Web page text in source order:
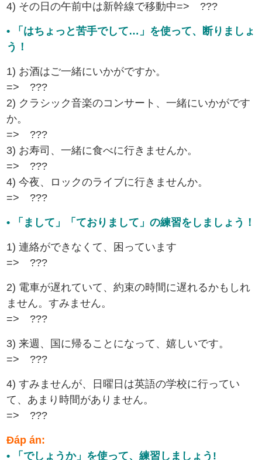
4) その日の午前中は新幹線で移動中=> ???
• 「はちょっと苦手でして…」を使って、断りましょ
う！
1) お酒はご一緒にいかがですか。
=> ???
2) クラシック音楽のコンサート、一緒にいかがです
か。
=> ???
3) お寿司、一緒に食べに行きませんか。
=> ???
4) 今夜、ロックのライブに行きませんか。
=> ???
• 「まして」「ておりまして」の練習をしましょう！
1) 連絡ができなくて、困っています
=> ???
2) 電車が遅れていて、約束の時間に遅れるかもしれ
ません。すみません。
=> ???
3) 来週、国に帰ることになって、嬉しいです。
=> ???
4) すみませんが、日曜日は英語の学校に行ってい
て、あまり時間がありません。
=> ???
Đáp án:
• 「でしょうか」を使って、練習しましょう!